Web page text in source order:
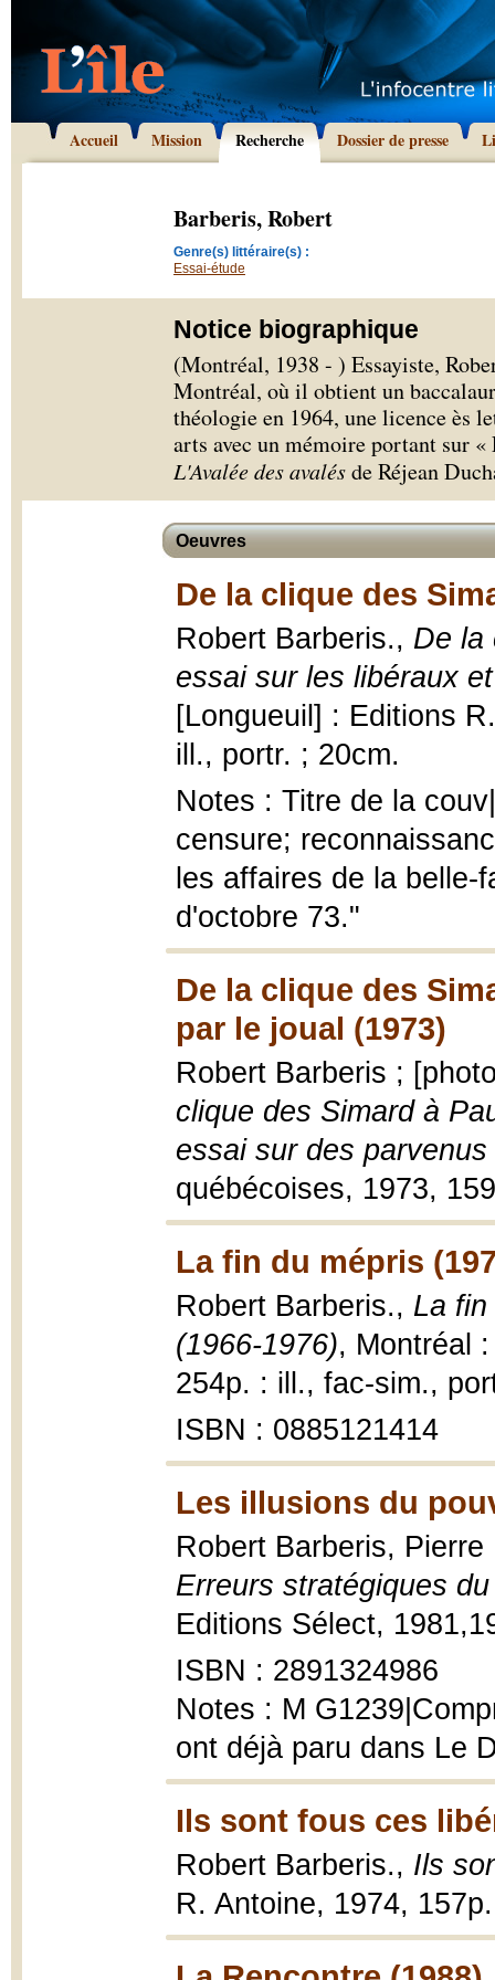
Accueil Mission Recherche Dossier de presse
Barberis, Robert
Genre(s) littéraire(s) :
Essai-étude
Notice biographique
(Montréal, 1938 - ) Essayiste,
Montréal, où il obtient un
théologie en 1964, une licence ès
arts avec un mémoire portant sur
L'Avalée des avalésde Réjean
Oeuvres
De la clique des
Robert Barberis., De la
essai sur les libéraux
[Longueuil] : Editions
ill., portr. ; 20cm.
Notes : Titre de la
censure;
les affaires de la
d'octobre 73."
De la clique des
par le joual (1973)
Robert Barberis ;
clique des Simard à
essai sur des
québécoises, 1973,
La fin du mépris
Robert Barberis., La
(1966-1976), Montréal
254p. : ill., fac-sim.,
ISBN : 0885121414
Les illusions du
Robert Barberis,
Erreurs stratégiques
Editions Sélect,
ISBN : 2891324986
Notes : M
ont déjà paru dans Le
Ils sont fous ces
Robert Barberis., Ils
R. Antoine, 1974,